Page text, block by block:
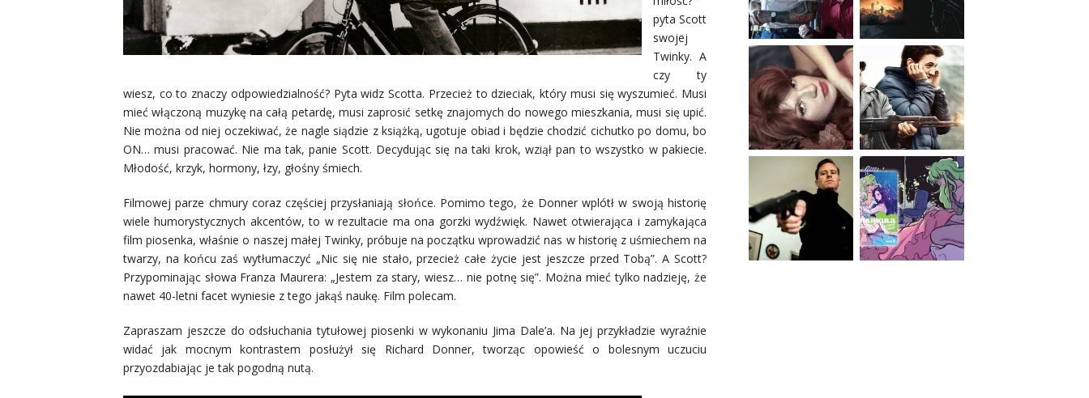
pyta Scott
swojej
Twinky. A
czy ty
wiesz, co to znaczy odpowiedzialność? Pyta widz Scotta. Przecież to dzieciak, który musi się wyszumieć. Musi
mieć włączoną muzykę na całą petardę, musi zaprosić setkę znajomych do nowego mieszkania, musi się upić.
Nie można od niej oczekiwać, że nagle siądzie z książką, ugotuje obiad i będzie chodzić cichutko po domu, bo
ON… musi pracować. Nie ma tak, panie Scott. Decydując się na taki krok, wziął pan to wszystko w pakiecie.
Młodość, krzyk, hormony, łzy, głośny śmiech.
Filmowej parze chmury coraz częściej przysłaniają słońce. Pomimo tego, że Donner wplótł w swoją historię
wiele humorystycznych akcentów, to w rezultacie ma ona gorzki wydźwięk. Nawet otwierająca i zamykająca
film piosenka, właśnie o naszej małej Twinky, próbuje na początku wprowadzić nas w historię z uśmiechem na
twarzy, na końcu zaś wytłumaczyć „Nic się nie stało, przecież całe życie jest jeszcze przed Tobą”. A Scott?
Przypominając słowa Franza Maurera: „Jestem za stary, wiesz… nie potnę się”. Można mieć tylko nadzieję, że
nawet 40-letni facet wyniesie z tego jakąś naukę. Film polecam.
Zapraszam jeszcze do odsłuchania tytułowej piosenki w wykonaniu Jima Dale’a. Na jej przykładzie wyraźnie
widać jak mocnym kontrastem posłużył się Richard Donner, tworząc opowieść o bolesnym uczuciu
przyozdabiając je tak pogodną nutą.